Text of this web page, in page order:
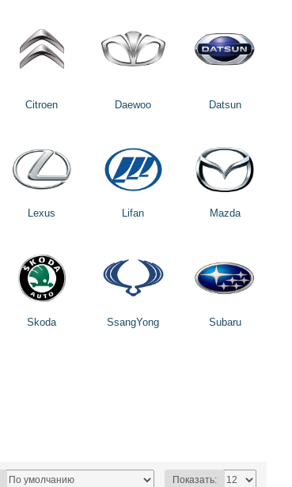
Citroen Daewoo Datsun
Lexus Lifan Mazda
Skoda SsangYong Subaru
Показать: